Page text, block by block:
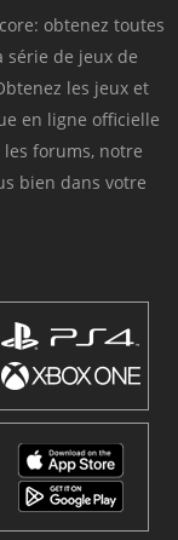
obtenez toutes
de jeux de
les jeux et
en ligne officielle
forums, notre
bien dans votre